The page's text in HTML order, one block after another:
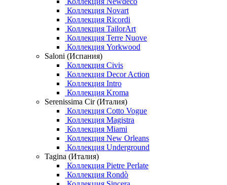
Коллекция Novart
Коллекция Ricordi
Коллекция TailorArt
Коллекция Terre Nuove
Коллекция Yorkwood
Saloni (Испания)
Коллекция Civis
Коллекция Decor Action
Коллекция Intro
Коллекция Kroma
Serenissima Cir (Италия)
Коллекция Cotto Vogue
Коллекция Magistra
Коллекция Miami
Коллекция New Orleans
Коллекция Underground
Tagina (Италия)
Коллекция Pietre Perlate
Коллекция Rondò